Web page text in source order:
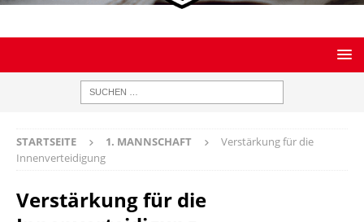
STARTSEITE 1. MANNSCHAFT
Verstärkung für die
Innenverteidigung
Verstärkung für die